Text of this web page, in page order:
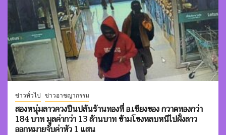
ข่าวทั่วไป ข่าวอาชญากรรม
สองหนุ่มลาวควงปืนปล้นร้านทองที่ อ.เชียงของ กวาดทองกว่า
184 บาท มูลค่ากว่า 13 ล้านบาท ข้ามโขงหลบหนีไปฝั่งลาว
ออกหมายจับค่าหัว 1 แสน